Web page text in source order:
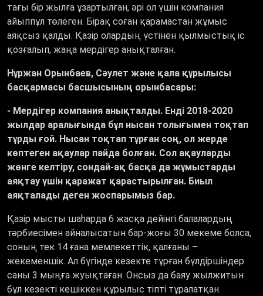
тағы бір жылға ұзартылған, әрі ол үшін компания
айыппұл төлеген. Бірақ соған қарамастан жұмыс
аяқсыз қалды. Қазір олардың үстінен қылмыстық іс
қозғалып, жаңа мердігер анықталған.
Нұржан Орынбаев, Сәулет және қала құрылысы
басқармасы басшысының орынбасары:
- Мердігер компания анықталды. Енді 2018-2020
жылдар аралығында бұл нысан толығымен тоқтап
тұрды ғой. Нысан тоқтап тұрған соң, ол жерде
көптеген ақаулар пайда болған. Сол ақауларды
жөнге келтіру, сондай-ақ басқа да жұмыстарды
аяқтау үшін қаражат қарастырылған. Биыл
аяқталады деген жоспарымыз бар.
Қазір мысты шаһарда 6 жасқа дейінгі балалардың
тәрбиесімен айналысатын бар-жоғы 30 мекеме болса,
соның тек 14 ғана мемлекеттік, қалғаны –
жекеменшік. Ал бүгінде кезекте тұрған бүлдіршіндер
саны 3 мыңға жуықтаған. Онсыз да баяу жылжитын
бұл кезекті кешіккен құрылыс тіпті тұралатқан.